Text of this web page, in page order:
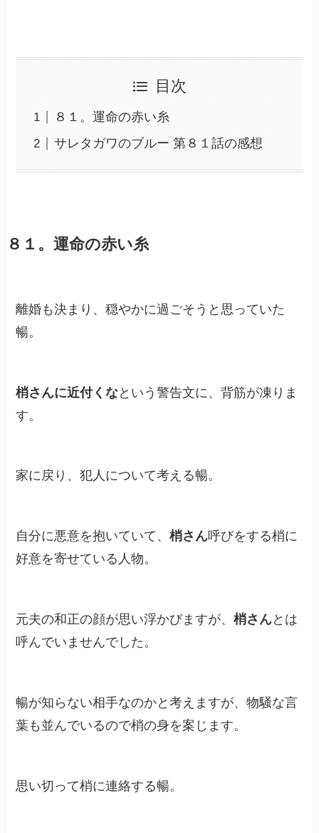
目次
８１。運命の赤い糸
サレタガワのブルー 第８１話の感想
８１。運命の赤い糸
離婚も決まり、穏やかに過ごそうと思っていた
暢。
梢さんに近付くなという警告文に、背筋が凍りま
す。
家に戻り、犯人について考える暢。
自分に悪意を抱いていて、梢さん呼びをする梢に
好意を寄せている人物。
元夫の和正の顔が思い浮かびますが、梢さんとは
呼んでいませんでした。
暢が知らない相手なのかと考えますが、物騒な言
葉も並んでいるので梢の身を案じます。
思い切って梢に連絡する暢。